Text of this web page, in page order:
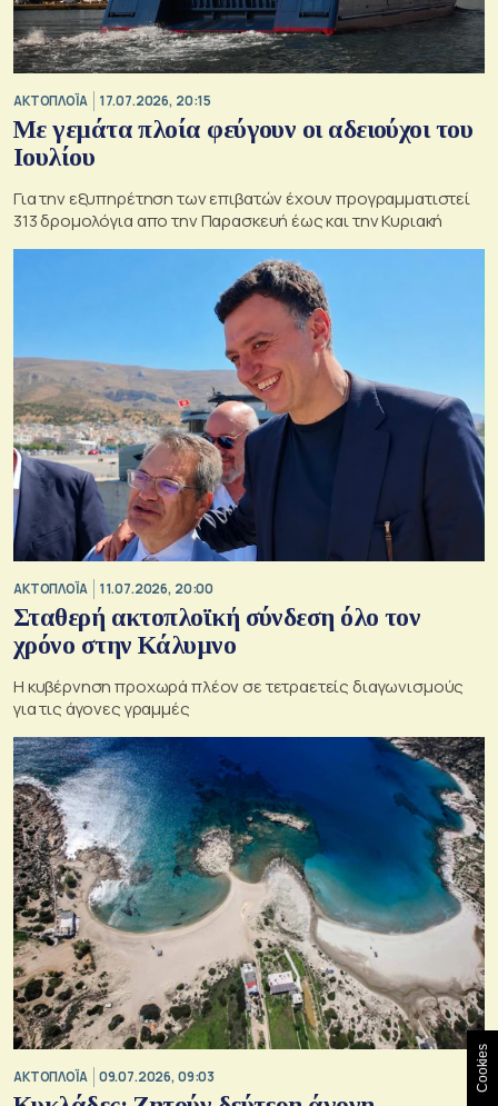
ΑΚΤΟΠΛΟΪΑ 17.07.2026, 20:15
Με γεμάτα πλοία φεύγουν οι αδειούχοι του
Ιουλίου
Για την εξυπηρέτηση των επιβατών έχουν προγραμματιστεί
313 δρομολόγια απο την Παρασκευή έως και την Κυριακή
ΑΚΤΟΠΛΟΪΑ 11.07.2026, 20:00
Σταθερή ακτοπλοϊκή σύνδεση όλο τον
χρόνο στην Κάλυμνο
Η κυβέρνηση προχωρά πλέον σε τετραετείς διαγωνισμούς
για τις άγονες γραμμές
ΑΚΤΟΠΛΟΪΑ 09.07.2026, 09:03 Cookies